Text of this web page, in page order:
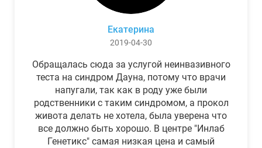
Екатерина
2019-04-30
Обращалась сюда за услугой неинвазивного
теста на синдром Дауна, потому что врачи
напугали, так как в роду уже были
родственники с таким синдромом, а прокол
живота делать не хотела, была уверена что
все должно быть хорошо. В центре "Инлаб
Генетикс" самая низкая цена и самый